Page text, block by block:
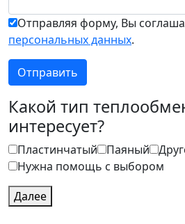
Отправляя форму, Вы
персональных данных.
Какой тип
интересует?
Пластинчатый Паяный
Нужна помощь с выбором
Далее